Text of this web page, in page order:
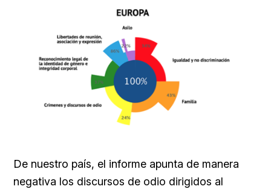
De nuestro país, el informe apunta de manera
negativa los discursos de odio dirigidos al